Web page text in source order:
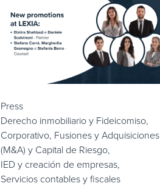
Press
Derecho inmobiliario y Fideicomiso,
Corporativo, Fusiones y Adquisiciones
(M&A) y Capital de Riesgo,
IED y creación de empresas,
Servicios contables y fiscales